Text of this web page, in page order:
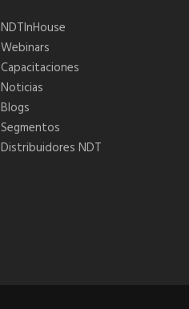
NDTInHouse
Webinars
Capacitaciones
Noticias
Blogs
Segmentos
Distribuidores NDT